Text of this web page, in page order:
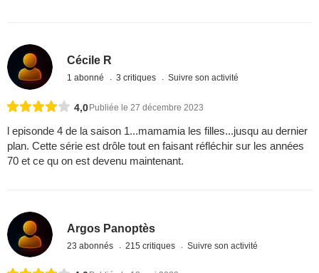
Cécile R
1 abonné 3 critiques Suivre son activité
4,0 Publiée le 27 décembre 2023
l episonde 4 de la saison 1...mamamia les filles...jusqu au dernier
plan. Cette série est drôle tout en faisant réfléchir sur les années
70 et ce qu on est devenu maintenant.
Argos Panoptès
23 abonnés 215 critiques Suivre son activité